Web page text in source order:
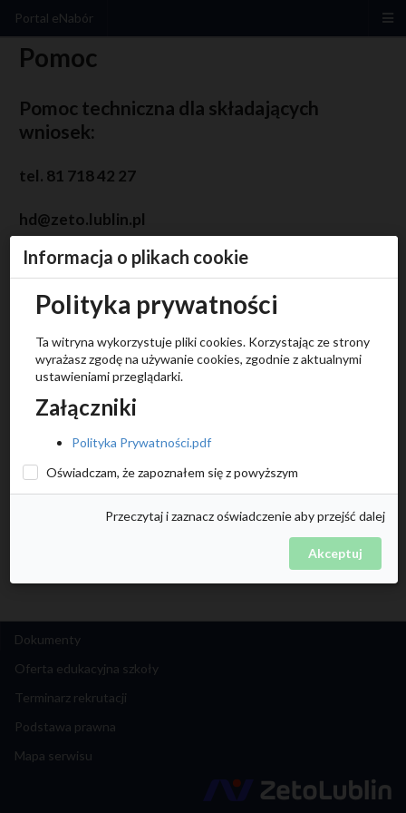
Portal eNabór
Pomoc
Pomoc techniczna dla składających
wniosek:
tel. 81 718 42 27
hd@zeto.lublin.pl
Instrukcja złożenia deklaracji kontynuacji
Instrukcja złożenia wniosku do przedszkola/oddziału
Załączniki
Instrukcja deklaracji kontynuacji .pdf
Instrukcja dla wniosku do przedszkola.pdf
Dokumenty
Oferta edukacyjna szkoły
Terminarz rekrutacji
Podstawa prawna
Mapa serwisu
Informacja o plikach cookie
Polityka prywatności
Ta witryna wykorzystuje pliki cookies. Korzystając ze strony
wyrażasz zgodę na używanie cookies, zgodnie z aktualnymi
ustawieniami przeglądarki.
Załączniki
Polityka Prywatności.pdf
Oświadczam, że zapoznałem się z powyższym
Przeczytaj i zaznacz oświadczenie aby przejść dalej
Akceptuj